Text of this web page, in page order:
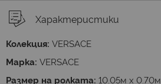
Характеристики
Колекция: VERSACE
Марка: VERSACE
Размер на ролката: 10.05м х 0.70м